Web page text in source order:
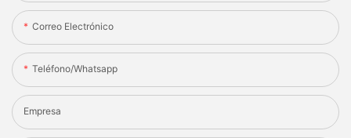
Correo Electrónico
Teléfono/whatsapp
Empresa